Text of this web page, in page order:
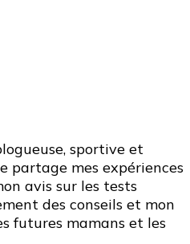
sportive et
partage mes expériences
avis sur les tests
des conseils et mon
futures mamans et les